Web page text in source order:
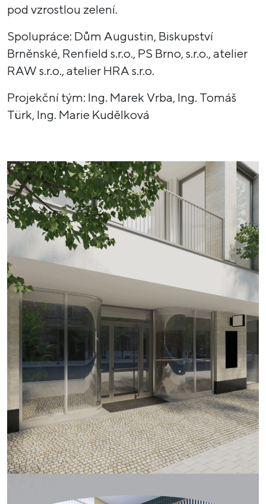
pod vzrostlou zelení.
Spolupráce: Dům Augustin, Biskupství
Brněnské, Renfield s.r.o., PS Brno, s.r.o., atelier
RAW s.r.o., atelier HRA s.r.o.
Projekční tým: Ing. Marek Vrba, Ing. Tomáš
Türk, Ing. Marie Kudělková